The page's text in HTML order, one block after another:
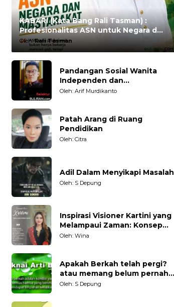
KABARI (Kata Bang Rali Tasman) :
Profesionalitas ASN untuk Negara dan
Masyarakat
Oleh:Rali Tasman
Pandangan Sosial Wanita
Independen dan
Karakteristiknya
Oleh: Arif Murdikanto
Patah Arang di Ruang
Pendidikan
Oleh: Citra
Adil Dalam Menyikapi Masalah
Oleh: S Depung
Inspirasi Visioner Kartini yang
Melampaui Zaman: Konsep
Kecakapan Hidup bagi
Oleh: Wina
Apakah Berkah telah pergi?
atau memang belum pernah
datang?
Oleh: S Depung